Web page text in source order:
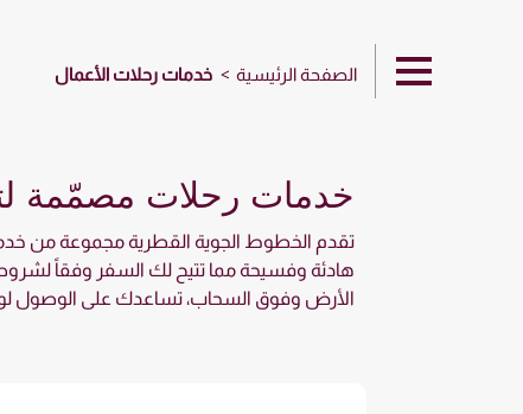
الصفحة الرئيسية خدمات رحلات الأعمال
خدمات رحلات مصمّمة
تقدم الخطوط الجوية القطرية مجموعة من
هادئة وفسيحة مما تتيح لك السفر وفقاً
الأرض وفوق السحاب، تساعدك على الوصول